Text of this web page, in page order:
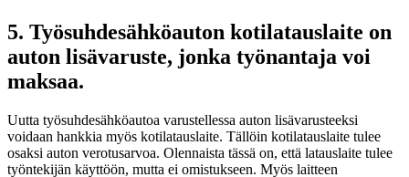
5. Työsuhdesähköauton kotilatauslaite on
auton lisävaruste, jonka työnantaja voi
maksaa.
Uutta työsuhdesähköautoa varustellessa auton lisävarusteeksi
voidaan hankkia myös kotilatauslaite. Tällöin kotilatauslaite tulee
osaksi auton verotusarvoa. Olennaista tässä on, että latauslaite tulee
työntekijän käyttöön, mutta ei omistukseen. Myös laitteen